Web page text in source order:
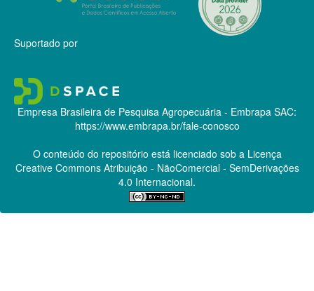
Suportado por
Empresa Brasileira de Pesquisa Agropecuária - Embrapa SAC:
https://www.embrapa.br/fale-conosco
O conteúdo do repositório está licenciado sob a Licença
Creative CommonsAtribuição - NãoComercial - SemDerivações
4.0 Internacional.